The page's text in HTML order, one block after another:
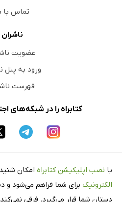
تماس با
ناشران
عضویت
ورود به پنل
فهرست
کتابراه را در شبکه‌های
با نصب اپلیکیشن کتابراه امکان
الکترونیک برای شما فراهم می‌شود و
دستان شما قرار می‌گیرد. فرقی نمی‌کند